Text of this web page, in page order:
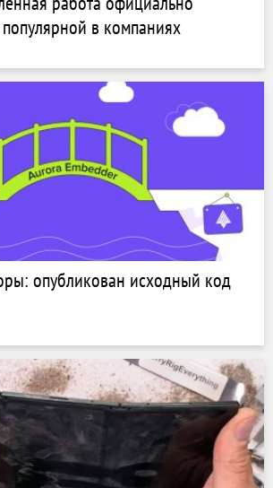
в компаниях
опубликован исходный код